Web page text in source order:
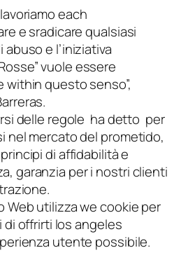
each
e sradicare qualsiasi
e l’iniziativa
vuole essere
within questo senso”,
delle regole  ha detto  per
nel mercato del prometido,
di affidabilità e
garanzia per i nostri clienti
Web utilizza we cookie per
offrirti los angeles
utente possibile.